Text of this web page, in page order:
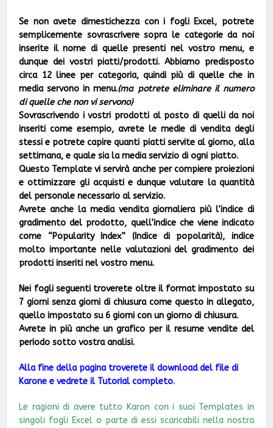
Se non avete dimestichezza con i fogli Excel, potrete
semplicemente sovrascrivere sopra le categorie da noi
inserite il nome di quelle presenti nel vostro menu, e
dunque dei vostri piatti/prodotti.Abbiamo predisposto
circa 12 linee per categoria, quindi più di quelle che in
media servono in menu.(ma potrete eliminare il numero
di quelle che non vi servono)
Sovrascrivendo i vostri prodotti al posto di quelli da noi
inseriti come esempio, avrete le medie di vendita degli
stessi e potrete capire quanti piatti servite al giorno, alla
settimana, e quale sia la media servizio di ogni piatto.
Questo Template vi servirà anche per compiere proiezioni
e ottimizzare gli acquisti e dunque valutare la quantità
del personale necessario al servizio.
Avrete anche la media vendita giornaliera più l’indice di
gradimento del prodotto, quell’indice che viene indicato
come “Popularity Index” (Indice di popolarità), indice
molto importante nelle valutazioni del gradimento dei
prodotti inseriti nel vostro menu.
Nei fogli seguenti troverete oltre il format impostato su
7 giorni senza giorni di chiusura come questo in allegato,
quello impostato su 6 giorni con un giorno di chiusura.
Avrete in più anche un grafico per il resume vendite del
periodo sotto vostra analisi.
Alla fine della pagina troverete il download del file di
Karone e vedrete il Tutorial completo.
Le ragioni di avere tutto Karon con i suoi Templates in
singoli fogli Excel o parte di essi scaricabili nella nostra